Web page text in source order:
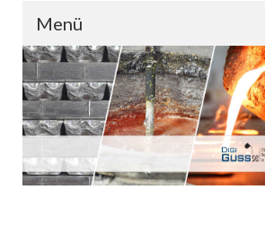
Menü
DigiGuss-Netzwerk
Aktuelles
Forschung & Entwicklung
Partner